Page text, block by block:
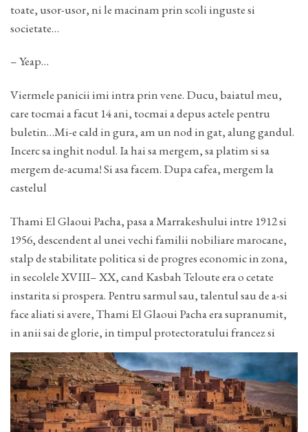
toate, usor-usor, ni le macinam prin scoli inguste si
societate…
– Yeap…
Viermele panicii imi intra prin vene. Ducu, baiatul meu,
care tocmai a facut 14 ani, tocmai a depus actele pentru
buletin…Mi-e cald in gura, am un nod in gat, alung gandul.
Incerc sa inghit nodul. Ia hai sa mergem, sa platim si sa
mergem de-acuma! Si asa facem. Dupa cafea, mergem la
castelul
Thami El Glaoui Pacha, pasa a Marrakeshului intre 1912 si
1956, descendent al unei vechi familii nobiliare marocane,
stalp de stabilitate politica si de progres economic in zona,
in secolele XVIII– XX, cand Kasbah Teloute era o cetate
instarita si prospera. Pentru sarmul sau, talentul sau de a-si
face aliati si avere, Thami El Glaoui Pacha era supranumit,
in anii sai de glorie, in timpul protectoratului francez si